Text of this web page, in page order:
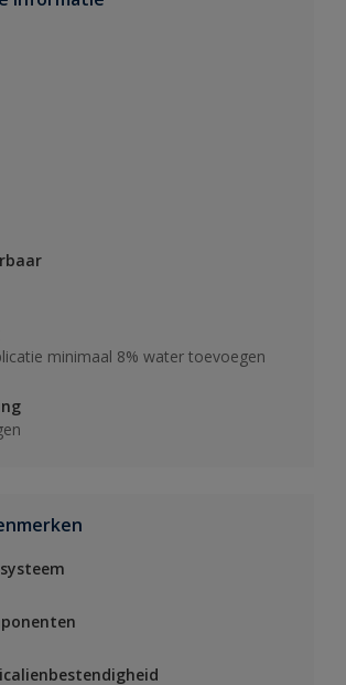
minimaal 8% water toevoegen